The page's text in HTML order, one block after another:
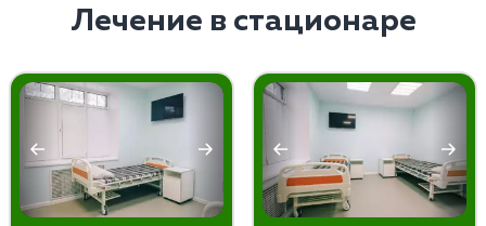
избавиться от психологической зависимости и
снизить риск срыва.
Лечение в стационаре